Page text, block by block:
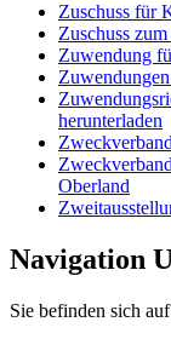
Zuschuss für
Zuschuss
Zuwendung
herunterladen
Zweckverband
Oberland
Navigation
Sie befinden sich